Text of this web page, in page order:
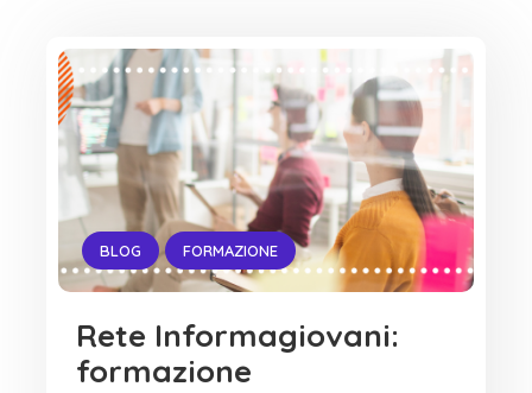
BLOG FORMAZIONE
Rete Informagiovani:
formazione